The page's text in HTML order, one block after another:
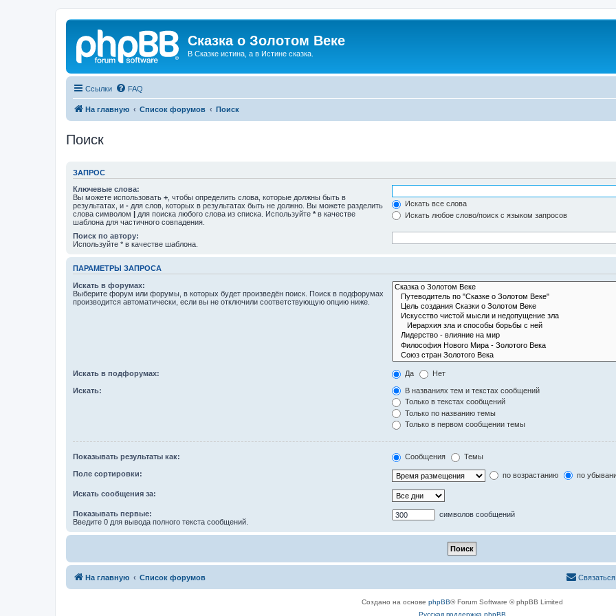
Сказка о Золотом Веке
В Сказке истина, а в Истине сказка.
Ссылки FAQ
На главную Список форумов Поиск
Поиск
ЗАПРОС
Ключевые слова:
Вы можете использовать + , чтобы определить слова, которые должны быть в
результатах, и - для слов, которых в результатах быть не должно. Вы можете разделить
слова символом | для поиска любого слова из списка. Используйте * в качестве
шаблона для частичного совпадения.
Искать все слова
Искать любое слово/поиск с языком запросов
Поиск по автору:
Используйте * в качестве шаблона.
ПАРАМЕТРЫ ЗАПРОСА
Искать в форумах:
Выберите форум или форумы, в которых будет произведён поиск. Поиск в подфорумах
производится автоматически, если вы не отключили соответствующую опцию ниже.
Искать в подфорумах: Да Нет
Искать:
В названиях тем и текстах сообщений
Только в текстах сообщений
Только по названию темы
Только в первом сообщении темы
Показывать результаты как: Сообщения Темы
Поле сортировки: по возрастанию по
Искать сообщения за:
Показывать первые:
Введите 0 для вывода полного текста сообщений.
символов сообщений
На главную Список форумов
Создано на основе phpBB® Forum Software © phpBB Limited
Русская поддержка phpBB